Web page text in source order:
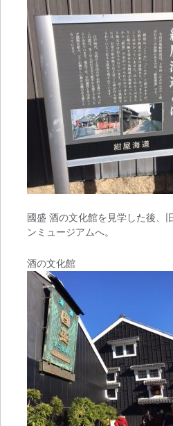
國盛 酒の文化館を見学した後、
ンミュージアムへ。
酒の文化館